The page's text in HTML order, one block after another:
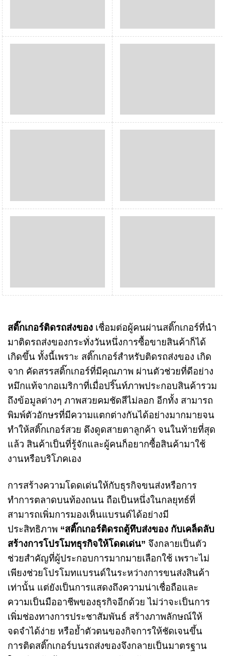
สติ๊กเกอร์ติดรถส่งของ เชื่อมต่อผู้คนผ่านสติ๊กเกอร์ที่นำ
มาติดรถส่งของกระทั่งวันหนึ่งการซื้อขายสินค้าก็ได้
เกิดขึ้น ทั้งนี้เพราะ สติ๊กเกอร์สำหรับติดรถส่งของ เกิด
จาก คัดสรรสติ๊กเกอร์ที่มีคุณภาพ ผ่านตัวช่วยที่ดีอย่าง
หมึกแท้จากอเมริกาที่เมื่อปริ๊นท์ภาพประกอบสินค้ารวม
ถึงข้อมูลต่างๆ ภาพสวยคมชัดสีไม่ลอก อีกทั้ง สามารถ
พิมพ์ตัวอักษรที่มีความแตกต่างกันได้อย่างมากมายจน
ทำให้สติ๊กเกอร์สวย ดึงดูดสายตาลูกค้า จนในท้ายที่สุด
แล้ว สินค้าเป็นที่รู้จักและผู้คนก็อยากซื้อสินค้ามาใช้
งานหรือบริโภคเอง
การสร้างความโดดเด่นให้กับธุรกิจขนส่งหรือการ
ทำการตลาดบนท้องถนน ถือเป็นหนึ่งในกลยุทธ์ที่
สามารถเพิ่มการมองเห็นแบรนด์ได้อย่างมี
ประสิทธิภาพ “สติ๊กเกอร์ติดรถตู้ทึบส่งของ กับเคล็ดลับ
สร้างการโปรโมทธุรกิจให้โดดเด่น” จึงกลายเป็นตัว
ช่วยสำคัญที่ผู้ประกอบการมากมายเลือกใช้ เพราะไม่
เพียงช่วยโปรโมทแบรนด์ในระหว่างการขนส่งสินค้า
เท่านั้น แต่ยังเป็นการแสดงถึงความน่าเชื่อถือและ
ความเป็นมืออาชีพของธุรกิจอีกด้วย ไม่ว่าจะเป็นการ
เพิ่มช่องทางการประชาสัมพันธ์ สร้างภาพลักษณ์ให้
จดจำได้ง่าย หรือย้ำตัวตนของกิจการให้ชัดเจนขึ้น
การติดสติ๊กเกอร์บนรถส่งของจึงกลายเป็นมาตรฐาน